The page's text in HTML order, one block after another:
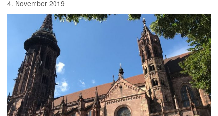
4. November 2019